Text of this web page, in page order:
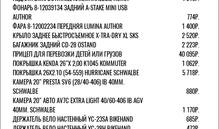
ФОНАРЬ 8-12039134 ЗАДНИЙ A-STAKE MINI USB
AUTHOR
774Р.
ФАРА 8-12002234 ПЕРЕДНЯЯ LUMINA AUTHOR
1 400Р.
КРЫЛО ЗАДНЕЕ БЫСТРОСЪЕМНОЕ X-TRA-DRY XL SKS
2 520Р.
БАГАЖНИК ЗАДНИЙ CD-28 OSTAND
2 223Р.
ПРИЦЕП ДЛЯ ПЕРЕВОЗКИ ДЕТЕЙ ИЛИ ГРУЗОВ
40 095Р.
ПОКРЫШКА KENDA 26"Х 2,00 K1045 KOMMUTER
1 062Р.
ПОКРЫШКА 26X2.10 (54-559) HURRICANE SCHWALBE
5 718Р.
КАМЕРА 20" PRESTA SV6 (28/40-406) IB 40MM.
SCHWALBE
880Р.
КАМЕРА 20" АВТО AV7C EXTRA LIGHT 40/60-406 IB AGV
40MM. SCHWALBE
1 170Р.
ДЕРЖАТЕЛЬ ВЕЛО НАСТЕННЫЙ YC-23SA BIKEHAND
685Р.